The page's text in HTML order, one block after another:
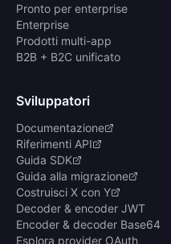
Pronto per enterprise
Enterprise
Prodotti multi-app
B2B + B2C unificato
Sviluppatori
Documentazione
Riferimenti API
Guida SDK
Guida alla migrazione
Costruisci X con Y
Decoder & encoder JWT
Encoder & decoder Base64
Esplora provider OAuth